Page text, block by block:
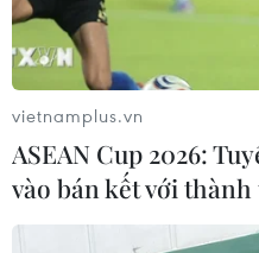
vietnamplus.vn
ASEAN Cup 2026:
vào bán kết với